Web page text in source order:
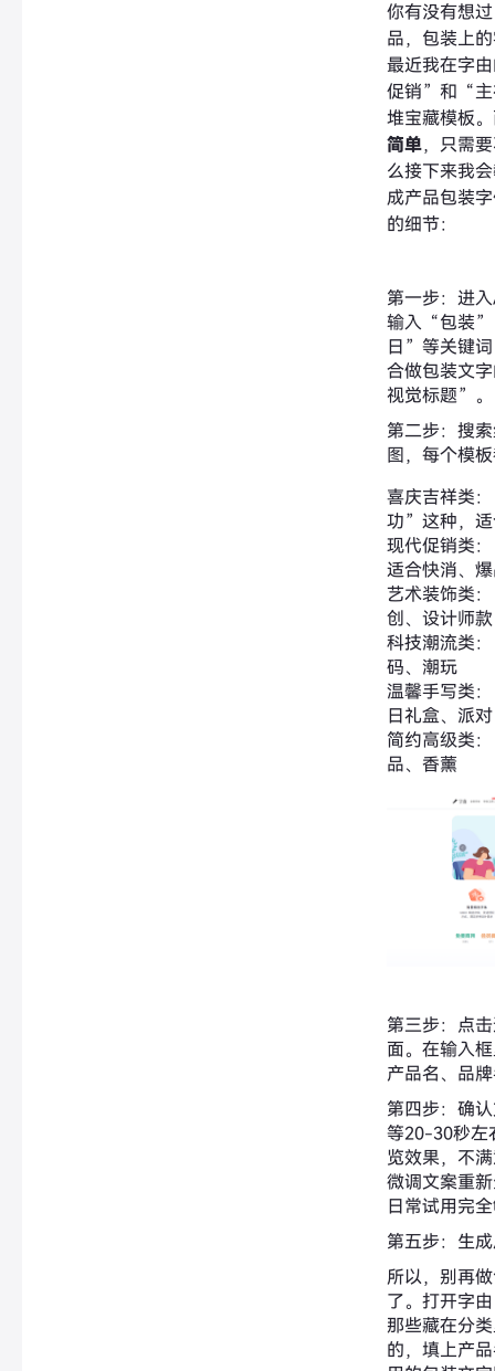
你有没有想
品，包装上
最近我在字
促销”和“主
堆宝藏模板
简单，只需
么接下来我
成产品包装
的细节：
第一步：进
输入“包装
日”等关键
合做包装文
视觉标题”。
第二步：搜
图，每个模
喜庆吉祥类
功”这种，适
现代促销类
适合快消、
艺术装饰类
创、设计师款
科技潮流类
码、潮玩
温馨手写类
日礼盒、派对
简约高级类
品、香薰
第三步：点
面。在输入
产品名、品
第四步：确
等20-30秒左
览效果，不
微调文案重
日常试用完
第五步：生
所以，别再
了。打开字
那些藏在分
的，填上产